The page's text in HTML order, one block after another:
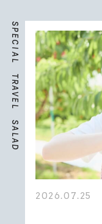
S
P
E
C
I
A
L
T
R
A
V
E
L
S
A
L
A
D
2026.07.25